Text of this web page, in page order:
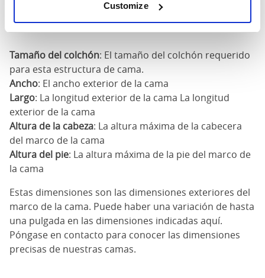
Customize
200cm
83"
Tamaño del colchón: El tamaño del colchón requerido
para esta estructura de cama.
Ancho: El ancho exterior de la cama
Largo: La longitud exterior de la cama La longitud
exterior de la cama
Altura de la cabeza: La altura máxima de la cabecera
del marco de la cama
Altura del pie: La altura máxima de la pie del marco de
la cama
Estas dimensiones son las dimensiones exteriores del
marco de la cama. Puede haber una variación de hasta
una pulgada en las dimensiones indicadas aquí.
Póngase en contacto para conocer las dimensiones
precisas de nuestras camas.